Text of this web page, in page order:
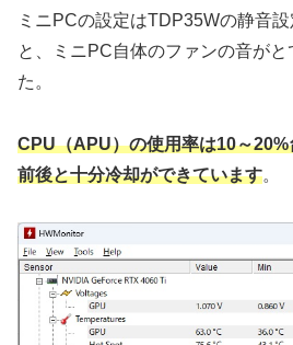
ミニPCの設定はTDP35Wの静音
と、ミニPC自体のファンの音が
た。
CPU（APU）の使用率は10～20%
前後と十分冷却ができています。